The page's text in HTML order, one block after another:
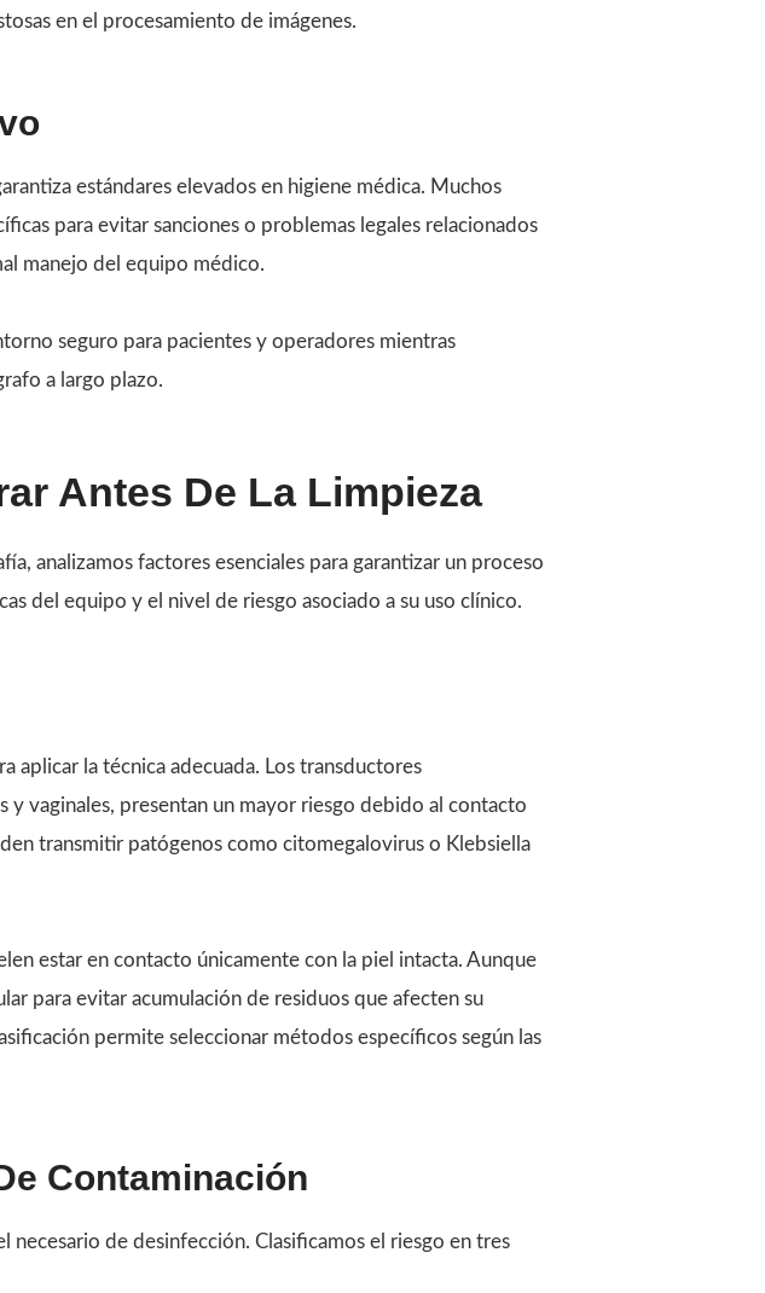
en el procesamiento de imágenes.
estándares elevados en higiene médica. Muchos
para evitar sanciones o problemas legales relacionados
manejo del equipo médico.
seguro para pacientes y operadores mientras
a largo plazo.
Antes De La Limpieza
analizamos factores esenciales para garantizar un proceso
del equipo y el nivel de riesgo asociado a su uso clínico.
aplicar la técnica adecuada. Los transductores
y vaginales, presentan un mayor riesgo debido al contacto
transmitir patógenos como citomegalovirus o Klebsiella
estar en contacto únicamente con la piel intacta. Aunque
para evitar acumulación de residuos que afecten su
permite seleccionar métodos específicos según las
Contaminación
de desinfección. Clasificamos el riesgo en tres